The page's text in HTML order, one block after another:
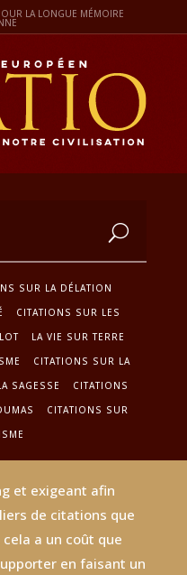
LA LONGUE MÉMOIRE
SUR LA DÉLATION
CITATIONS SUR LES
LA VIE SUR TERRE
CITATIONS SUR LA
SAGESSE
CITATIONS
CITATIONS SUR
et exigeant afin
de citations que
a un coût que
en faisant un